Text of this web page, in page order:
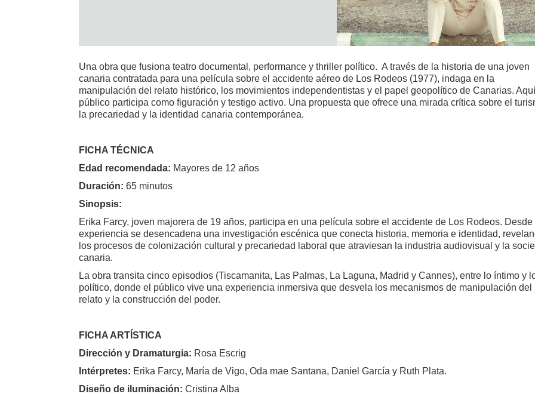
Una obra que fusiona teatro documental, performance y thriller político. A través de la historia de una joven
canaria contratada para una película sobre el accidente aéreo de Los Rodeos (1977), indaga en la
manipulación del relato histórico, los movimientos independentistas y el papel geopolítico de Canarias.
público participa como figuración y testigo activo. Una propuesta que ofrece una mirada crítica sobre el
la precariedad y la identidad canaria contemporánea.
FICHA TÉCNICA
Edad recomendada: Mayores de 12 años
Duración: 65 minutos
Sinopsis:
Erika Farcy, joven majorera de 19 años, participa en una película sobre el accidente de Los Rodeos. Desde
experiencia se desencadena una investigación escénica que conecta historia, memoria e identidad,
los procesos de colonización cultural y precariedad laboral que atraviesan la industria audiovisual y la
canaria.
La obra transita cinco episodios (Tiscamanita, Las Palmas, La Laguna, Madrid y Cannes), entre lo íntimo y
político, donde el público vive una experiencia inmersiva que desvela los mecanismos de manipulación del
relato y la construcción del poder.
FICHA ARTÍSTICA
Dirección y Dramaturgia: Rosa Escrig
Intérpretes: Erika Farcy, María de Vigo, Oda mae Santana, Daniel García y Ruth Plata.
Diseño de iluminación: Cristina Alba